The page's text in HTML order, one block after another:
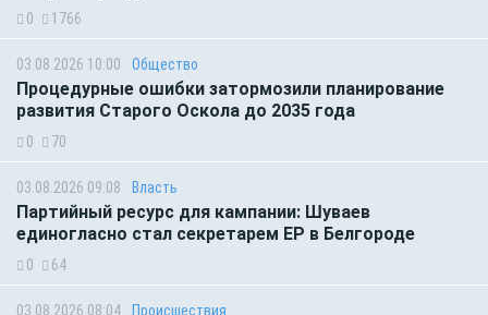
0 1766
03.08.2026 10:00 Общество
Процедурные ошибки затормозили планирование
развития Старого Оскола до 2035 года
0 70
03.08.2026 09:08 Власть
Партийный ресурс для кампании: Шуваев
единогласно стал секретарем ЕР в Белгороде
0 64
03.08.2026 08:04 Происшествия